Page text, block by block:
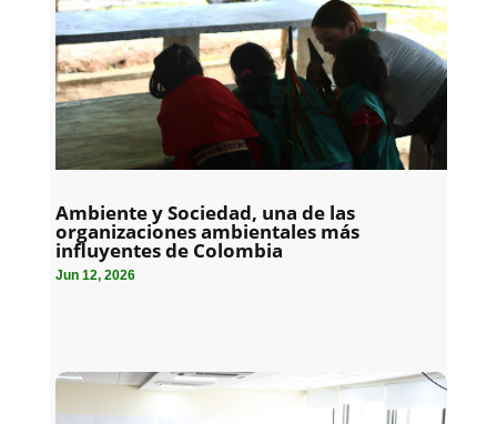
Ambiente y Sociedad, una de las
organizaciones ambientales más
influyentes de Colombia
Jun 12, 2026